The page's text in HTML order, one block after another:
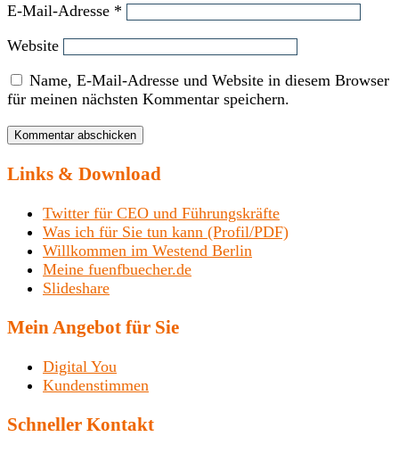
E-Mail-Adresse *
Website
Name, E-Mail-Adresse und Website in diesem Browser
für meinen nächsten Kommentar speichern.
Links & Download
Twitter für CEO und Führungskräfte
Was ich für Sie tun kann (Profil/PDF)
Willkommen im Westend Berlin
Meine fuenfbuecher.de
Slideshare
Mein Angebot für Sie
Digital You
Kundenstimmen
Schneller Kontakt